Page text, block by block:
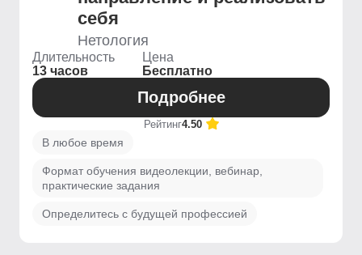
себя
Нетология
Длительность
13 часов
Цена
Бесплатно
Подробнее
Рейтинг4.50
В любое время
Формат обучения видеолекции, вебинар,
практические задания
Определитесь с будущей профессией